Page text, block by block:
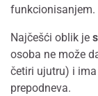
funkcionisanjem.
Najčešći oblik je
osoba ne može
četiri ujutru) i
prepodneva.